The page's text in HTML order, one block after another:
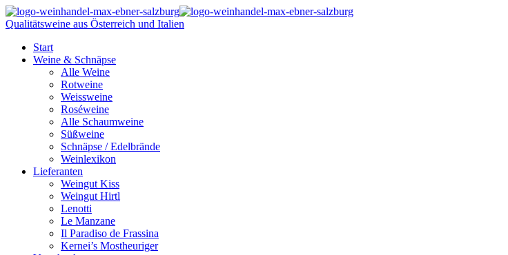
Qualitätsweine aus Österreich und Italien
Start
Weine & Schnäpse
Alle Weine
Rotweine
Weissweine
Roséweine
Alle Schaumweine
Süßweine
Schnäpse / Edelbrände
Weinlexikon
Lieferanten
Weingut Kiss
Weingut Hirtl
Lenotti
Le Manzane
Il Paradiso de Frassina
Kernei’s Mostheuriger